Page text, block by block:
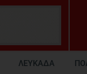
ΛΕΥΚΑΔΑ